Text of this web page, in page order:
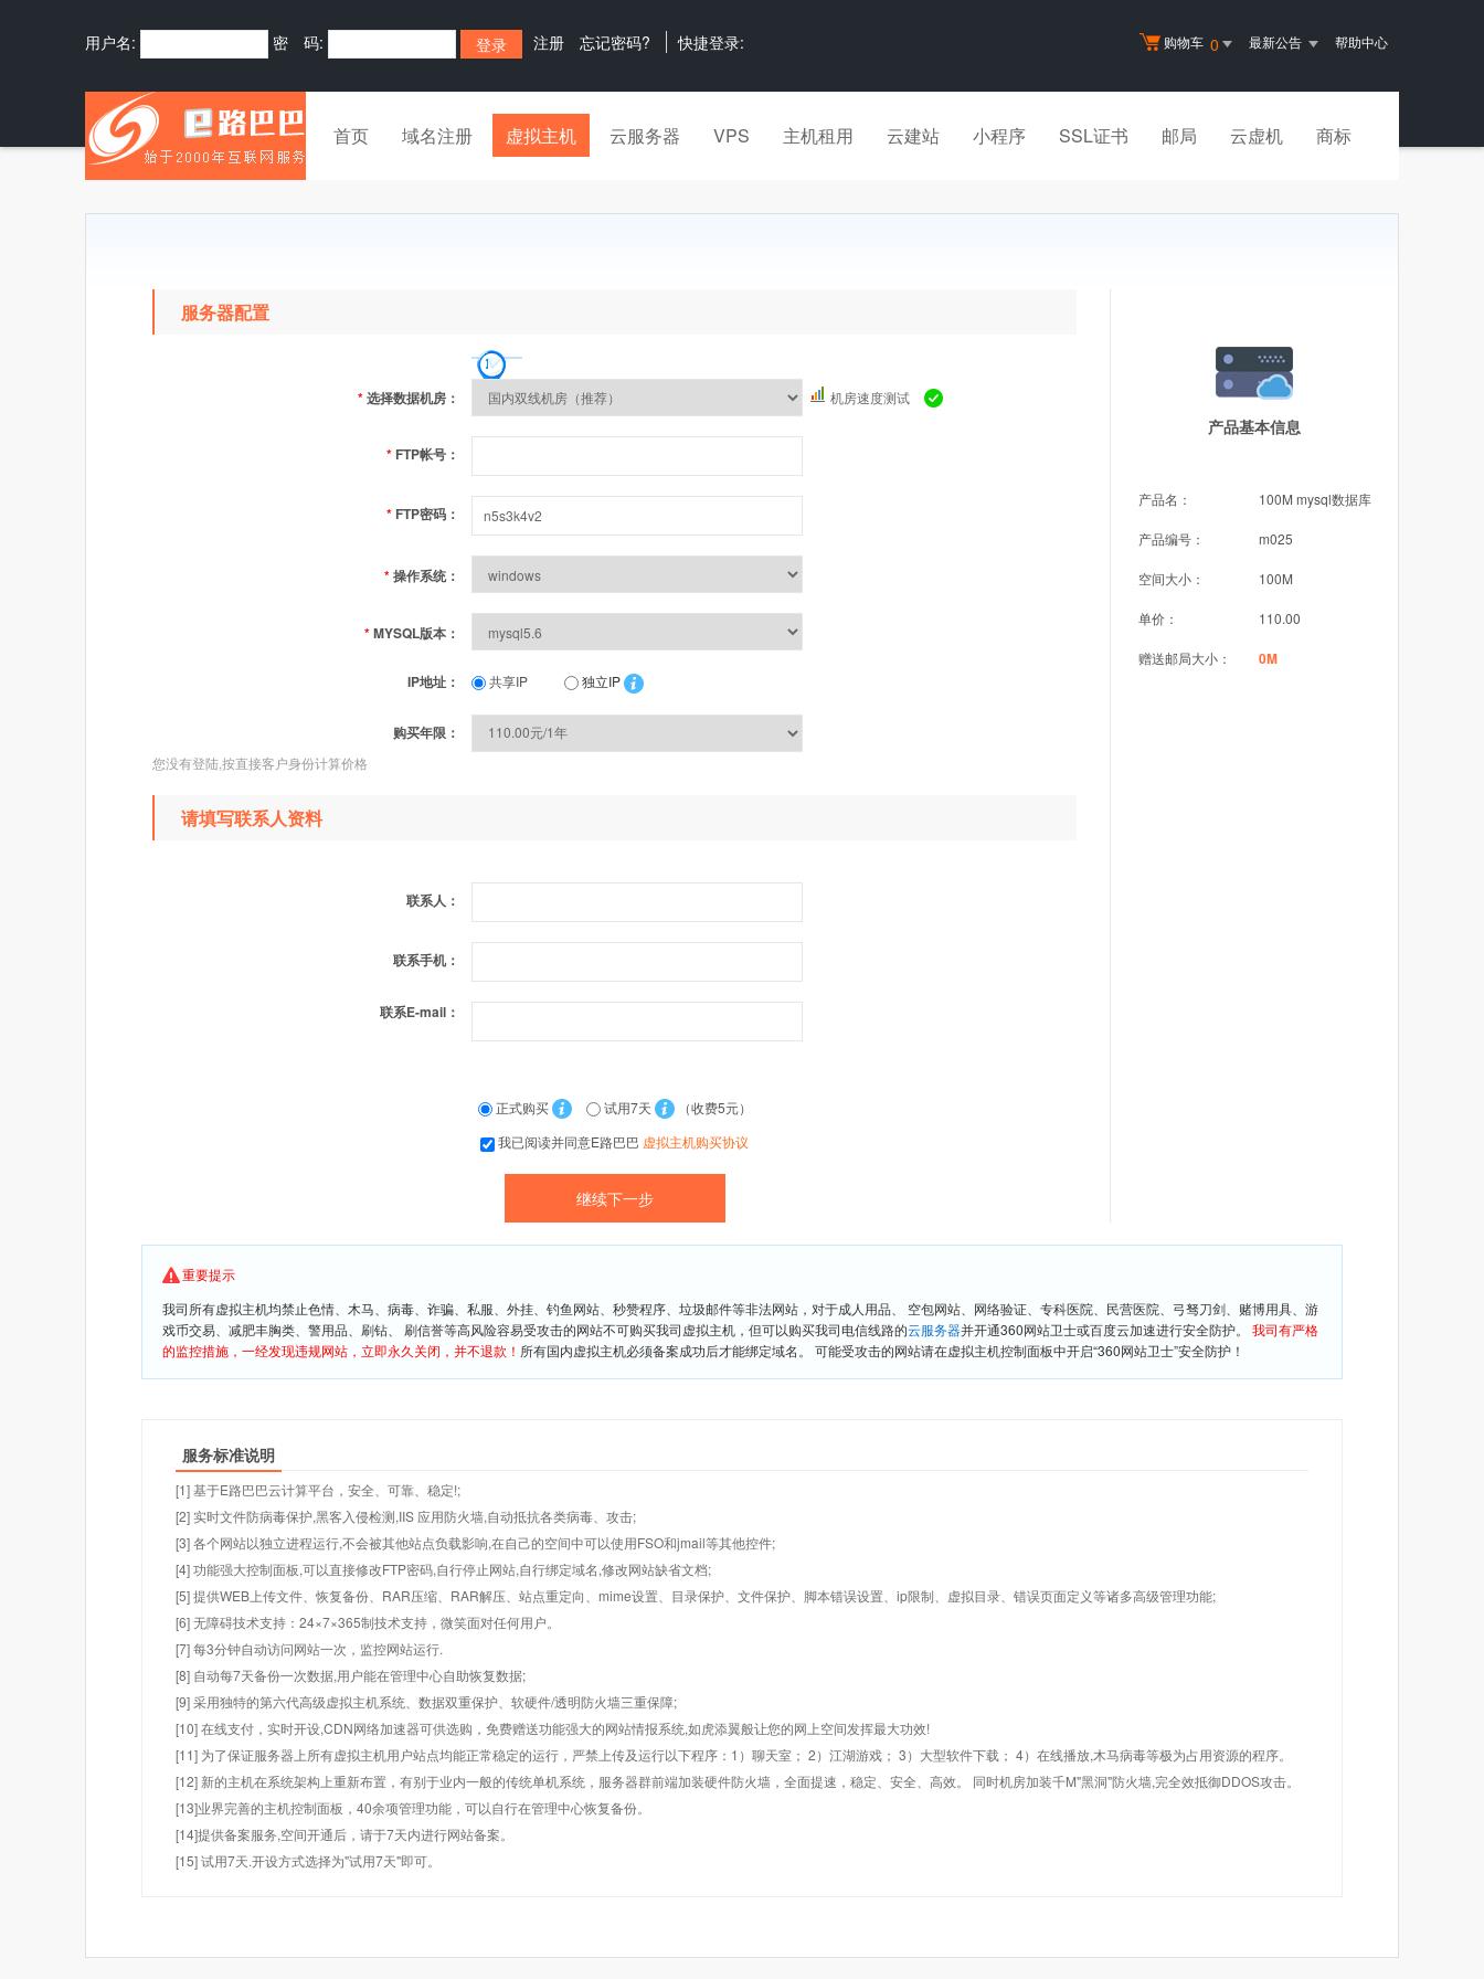
购物车 0 最新公告 帮助中心
用户名: 密 码: 注册 忘记密码? 快捷登录:
首页 域名注册 虚拟主机 云服务器 VPS 主机租用 云建站 小程序 SSL证书 邮局 云虚机 商标
产品基本信息
产品名： 100M mysql数据库
产品编号： m025
空间大小： 100M
单价： 110.00
赠送邮局大小： 0M
服务器配置
*选择数据机房： 机房速度测试
* FTP帐号：
* FTP密码：
*操作系统：
*MYSQL版本：
IP地址： 共享IP 独立IP
购买年限：
您没有登陆,按直接客户身份计算价格
请填写联系人资料
联系人：
联系手机：
联系E-mail：
正式购买 试用7天
（收费5元）
我已阅读并同意E路巴巴 虚拟主机购买协议
重要提示
我司所有虚拟主机均禁止色情、木马、病毒、诈骗、私服、外挂、钓鱼网站、秒赞程序、垃圾邮件等非法网站，对于成人用品、 空包网站、网络验证、专科医院、民营医院、弓驽刀剑、赌博用具、游
戏币交易、减肥丰胸类、警用品、刷钻、 刷信誉等高风险容易受攻击的网站不可购买我司虚拟主机，但可以购买我司电信线路的云服务器并开通360网站卫士或百度云加速进行安全防护。 我司有严格
的监控措施，一经发现违规网站，立即永久关闭，并不退款！ 所有国内虚拟主机必须备案成功后才能绑定域名。 可能受攻击的网站请在虚拟主机控制面板中开启“360网站卫士”安全防护！
服务标准说明
[1] 基于E路巴巴云计算平台，安全、可靠、稳定!;
[2] 实时文件防病毒保护,黑客入侵检测,IIS 应用防火墙,自动抵抗各类病毒、攻击;
[3] 各个网站以独立进程运行,不会被其他站点负载影响,在自己的空间中可以使用FSO和jmail等其他控件;
[4] 功能强大控制面板,可以直接修改FTP密码,自行停止网站,自行绑定域名,修改网站缺省文档;
[5] 提供WEB上传文件、恢复备份、RAR压缩、RAR解压、站点重定向、mime设置、目录保护、文件保护、脚本错误设置、ip限制、虚拟目录、错误页面定义等诸多高级管理功能;
[6] 无障碍技术支持：24×7×365制技术支持，微笑面对任何用户。
[7] 每3分钟自动访问网站一次，监控网站运行.
[8] 自动每7天备份一次数据,用户能在管理中心自助恢复数据;
[9] 采用独特的第六代高级虚拟主机系统、数据双重保护、软硬件/透明防火墙三重保障;
[10] 在线支付，实时开设,CDN网络加速器可供选购，免费赠送功能强大的网站情报系统,如虎添翼般让您的网上空间发挥最大功效!
[11] 为了保证服务器上所有虚拟主机用户站点均能正常稳定的运行，严禁上传及运行以下程序：1）聊天室； 2）江湖游戏； 3）大型软件下载； 4）在线播放,木马病毒等极为占用资源的程序。
[12] 新的主机在系统架构上重新布置，有别于业内一般的传统单机系统，服务器群前端加装硬件防火墙，全面提速，稳定、安全、高效。 同时机房加装千M"黑洞"防火墙,完全效抵御DDOS攻击。
[13]业界完善的主机控制面板，40余项管理功能，可以自行在管理中心恢复备份。
[14]提供备案服务,空间开通后，请于7天内进行网站备案。
[15] 试用7天.开设方式选择为"试用7天"即可。